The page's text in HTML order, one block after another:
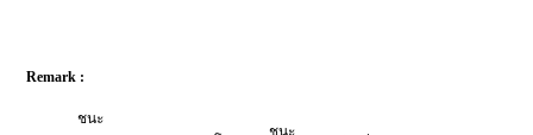
Remark :
ชนะ
ชนะ